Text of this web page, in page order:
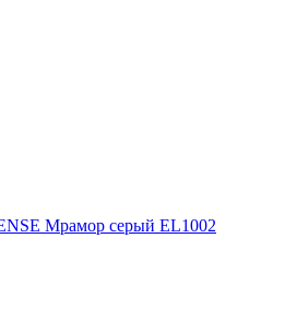
Мрамор серый EL1002